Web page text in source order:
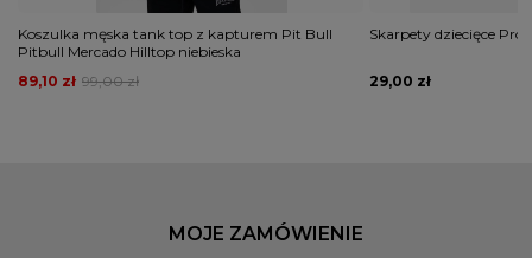
Koszulka męska tank top z kapturem Pit Bull
Pitbull Mercado Hilltop niebieska
99,00 zł
89,10 zł
Skarpety dziecięce
29,00 zł
MOJE ZAMÓWIENIE